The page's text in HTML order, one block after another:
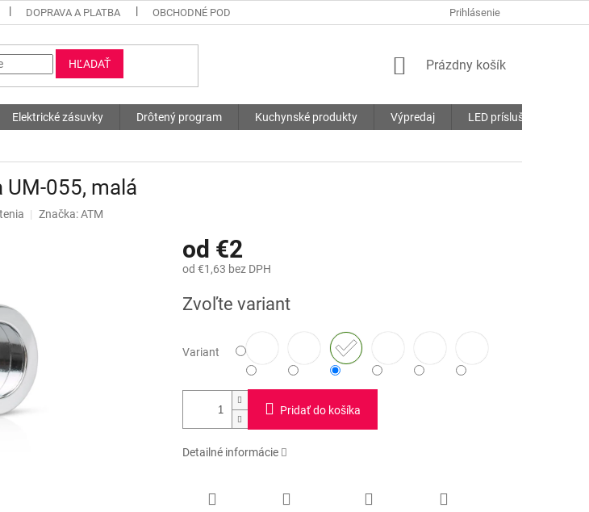
DOPRAVA A PLATBA OBCHODNÉ PODMIENKY SÚBORY COOKIES
Prihlásenie
HĽADAŤ
NÁKUPNÝ
Prázdny košík
Elektrické zásuvky Drôtený program Kuchynské produkty Výpredaj LED príslušenstvo
055, malá
Značka:ATM
od €2
od €1,63 bez DPH
cena:
Zvoľte variant
Variant
Pridať do košíka
Detailné informácie